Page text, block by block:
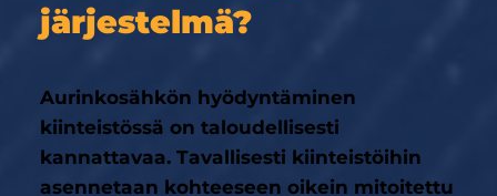
järjestelmä?
Aurinkosähkön hyödyntäminen
kiinteistössä on taloudellisesti
kannattavaa. Tavallisesti kiinteistöihin
asennetaan kohteeseen oikein mitoitettu